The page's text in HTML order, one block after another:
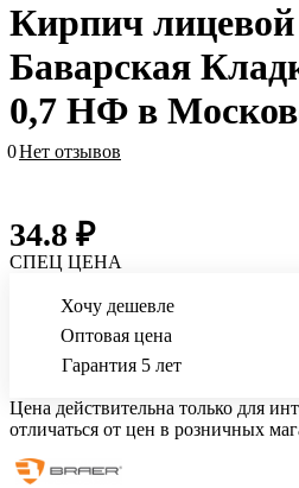
Кирпич
Баварская
0,7 НФ в
0Нет отзывов
34.8 ₽
СПЕЦ ЦЕНА
Хочу дешевле
Оптовая цена
Гарантия 5 лет
Цена действительна только для
отличаться от цен в розничных